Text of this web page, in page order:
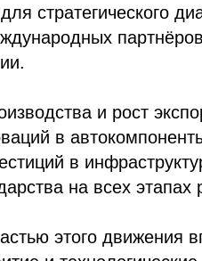
стратегического
и рост
в
в
на всех этапах
этого движения